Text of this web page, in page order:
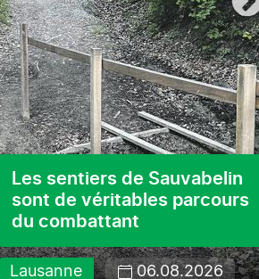
Les sentiers de Sauvabelin
sont de véritables parcours
du combattant
Lausanne 06.08.2026